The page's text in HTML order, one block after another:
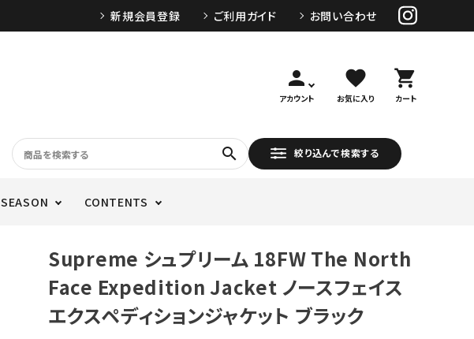
新規会員登録 ご利用ガイド お問い合わせ
person
アカウント
favorite
お気に入り
shopping_cart
カート
search 絞り込んで検索する
SEASON CONTENTS
Supreme シュプリーム 18FW The North
Face Expedition Jacket ノースフェイス
エクスペディションジャケット ブラック